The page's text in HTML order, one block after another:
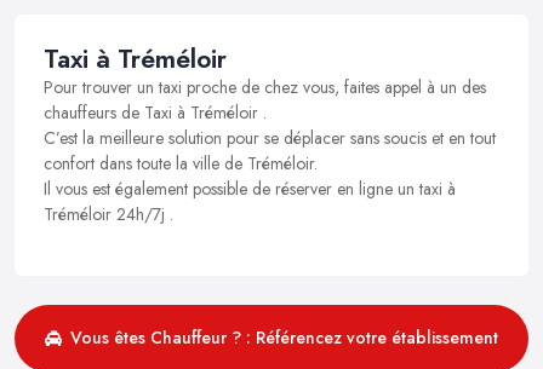
Taxi à Tréméloir
Pour trouver un taxi proche de chez vous, faites appel à un des
chauffeurs de Taxi à Tréméloir .
C’est la meilleure solution pour se déplacer sans soucis et en tout
confort dans toute la ville de Tréméloir.
Il vous est également possible de réserver en ligne un taxi à
Tréméloir 24h/7j .
Vous êtes Chauffeur ? : Référencez votre établissement